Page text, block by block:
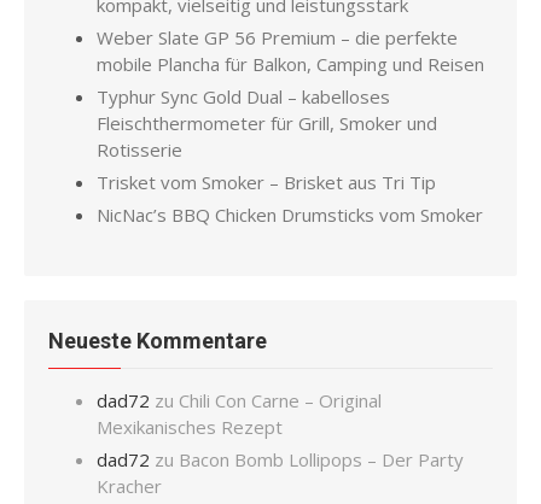
Weber Slate GP 56 Premium – die perfekte
mobile Plancha für Balkon, Camping und Reisen
Typhur Sync Gold Dual – kabelloses
Fleischthermometer für Grill, Smoker und
Rotisserie
Trisket vom Smoker – Brisket aus Tri Tip
NicNac’s BBQ Chicken Drumsticks vom Smoker
Neueste Kommentare
dad72 zu Chili Con Carne – Original
Mexikanisches Rezept
dad72 zu Bacon Bomb Lollipops – Der Party
Kracher